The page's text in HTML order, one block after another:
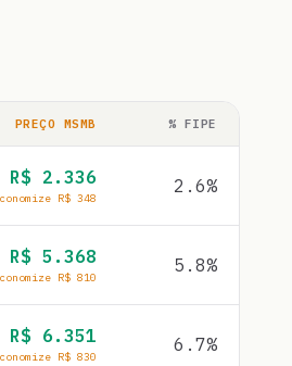
PREÇO MSMB % FIPE
R$ 2.336
R$ 348
2.6%
R$ 5.368
R$ 810
5.8%
R$ 6.351
R$ 830
6.7%